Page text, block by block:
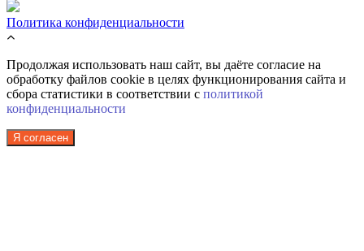
Политика конфиденциальности
Продолжая использовать наш сайт, вы даёте согласие на
обработку файлов cookie в целях функционирования сайта и
сбора статистики в соответствии с политикой
конфиденциальности
Я согласен